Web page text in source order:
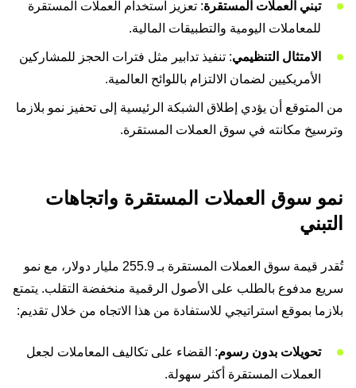
تبني العملات المستقرة: تعزيز استخدام العملات المستقرة
للمعاملات اليومية والتطبيقات المالية.
الامتثال التنظيمي: تنفيذ تدابير مثل فترات الحجز للمشاركين
الأمريكيين لضمان الالتزام باللوائح العالمية.
من المتوقع أن يؤدي إطلاق الشبكة الرئيسية إلى تحفيز نمو بلازما
وترسيخ مكانته في سوق العملات المستقرة.
نمو سوق العملات المستقرة واتجاهات
التبني
تُقدر قيمة سوق العملات المستقرة بـ 255.9 مليار دولار، مع نمو
سريع مدفوع بالطلب على الأصول الرقمية منخفضة التقلب. يتمتع
بلازما بموقع استراتيجي للاستفادة من هذا الاتجاه من خلال تقديم:
تحويلات بدون رسوم: القضاء على تكاليف المعاملات لجعل
العملات المستقرة أكثر سهولة.